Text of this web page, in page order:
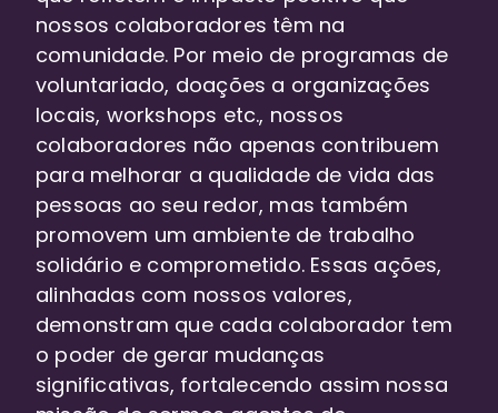
nossos colaboradores têm na
comunidade. Por meio de programas de
voluntariado, doações a organizações
locais, workshops etc., nossos
colaboradores não apenas contribuem
para melhorar a qualidade de vida das
pessoas ao seu redor, mas também
promovem um ambiente de trabalho
solidário e comprometido. Essas ações,
alinhadas com nossos valores,
demonstram que cada colaborador tem
o poder de gerar mudanças
significativas, fortalecendo assim nossa